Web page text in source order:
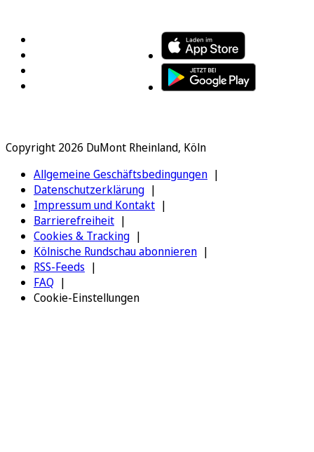
Copyright 2026 DuMont Rheinland, Köln
Allgemeine Geschäftsbedingungen
Datenschutzerklärung
Impressum und Kontakt
Barrierefreiheit
Cookies & Tracking
Kölnische Rundschau abonnieren
RSS-Feeds
FAQ
Cookie-Einstellungen